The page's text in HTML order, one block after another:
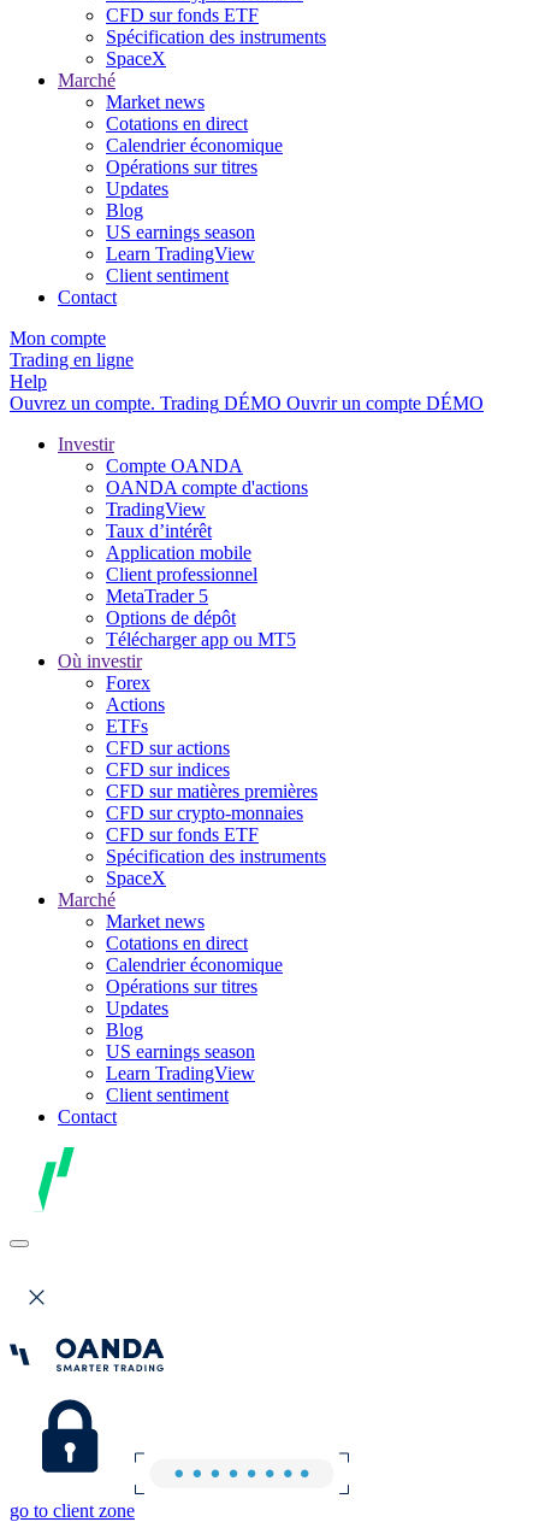
CFD sur fonds ETF
Spécification des instruments
SpaceX
Marché
Market news
Cotations en direct
Calendrier économique
Opérations sur titres
Updates
Blog
US earnings season
Learn TradingView
Client sentiment
Contact
Mon compte
Trading en ligne
Help
Ouvrez un compte. Trading DÉMO Ouvrir un compte DÉMO
Investir
Compte OANDA
OANDA compte d'actions
TradingView
Taux d’intérêt
Application mobile
Client professionnel
MetaTrader 5
Options de dépôt
Télécharger app ou MT5
Où investir
Forex
Actions
ETFs
CFD sur actions
CFD sur indices
CFD sur matières premières
CFD sur crypto-monnaies
CFD sur fonds ETF
Spécification des instruments
SpaceX
Marché
Market news
Cotations en direct
Calendrier économique
Opérations sur titres
Updates
Blog
US earnings season
Learn TradingView
Client sentiment
Contact
go to client zone